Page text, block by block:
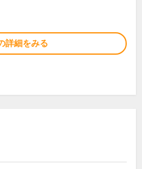
詳細をみる